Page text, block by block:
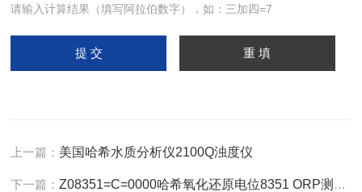
请输入计算结果（填写阿拉伯数字），如：三加四=7
上一篇： 美国哈希水质分析仪2100Q浊度仪
下一篇：Z08351=C=0000哈希氧化还原电位8351 ORP测定仪电极